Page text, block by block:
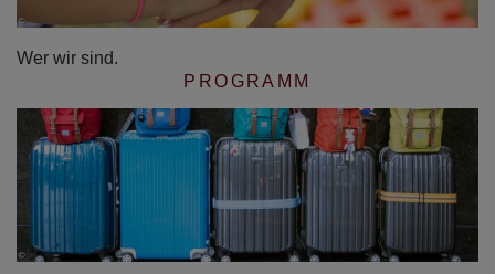
Wer wir sind.
PROGRAMM